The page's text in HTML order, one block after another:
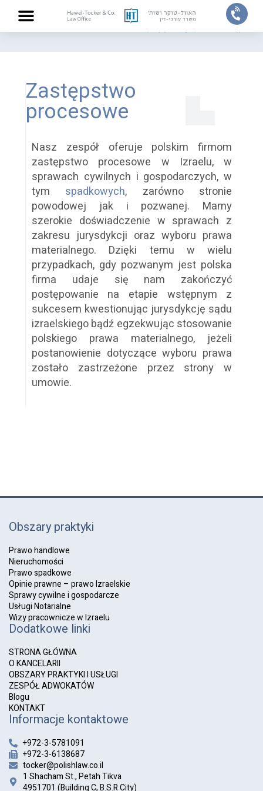
Zastępstwo
procesowe
Nasz zespół oferuje polskim firmom
zastępstwo procesowe w Izraelu, w
sprawach cywilnych i gospodarczych, w
tym spadkowych, zarówno stronie
powodowej jak i pozwanej. Mamy
szerokie doświadczenie w sprawach z
zakresu jurysdykcji oraz wyboru prawa
materialnego. Dzięki temu w wielu
przypadkach, gdy pozwanym jest polska
firma udaje się nam zakończyć
postępowanie na etapie wstępnym z
sukcesem kwestionując jurysdykcję sądu
izraelskiego bądź egzekwując stosowanie
polskiego prawa materialnego, jeżeli
postanowienie dotyczące wyboru prawa
zostało zastrzeżone przez strony w
umowie.
Obszary praktyki
Prawo handlowe
Nieruchomości
Prawo spadkowe
Opinie prawne – prawo Izraelskie
Sprawy cywilne i gospodarcze
Usługi Notarialne
Wizy pracownicze w Izraelu
Dodatkowe linki
STRONA GŁÓWNA
O KANCELARII
OBSZARY PRAKTYKI I USŁUGI
ZESPÓŁ ADWOKATÓW
Blogu
KONTAKT
Informacje kontaktowe
+972-3-5781091
+972-3-6138687
tocker@polishlaw.co.il
1 Shacham St., Petah Tikva
4951701 (Building C, B.S.R City)